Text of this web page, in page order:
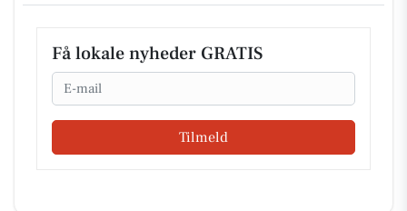
Få lokale nyheder GRATIS
Email
Tilmeld